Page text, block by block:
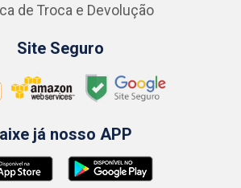
de Troca e Devolução
Site Seguro
já nosso APP